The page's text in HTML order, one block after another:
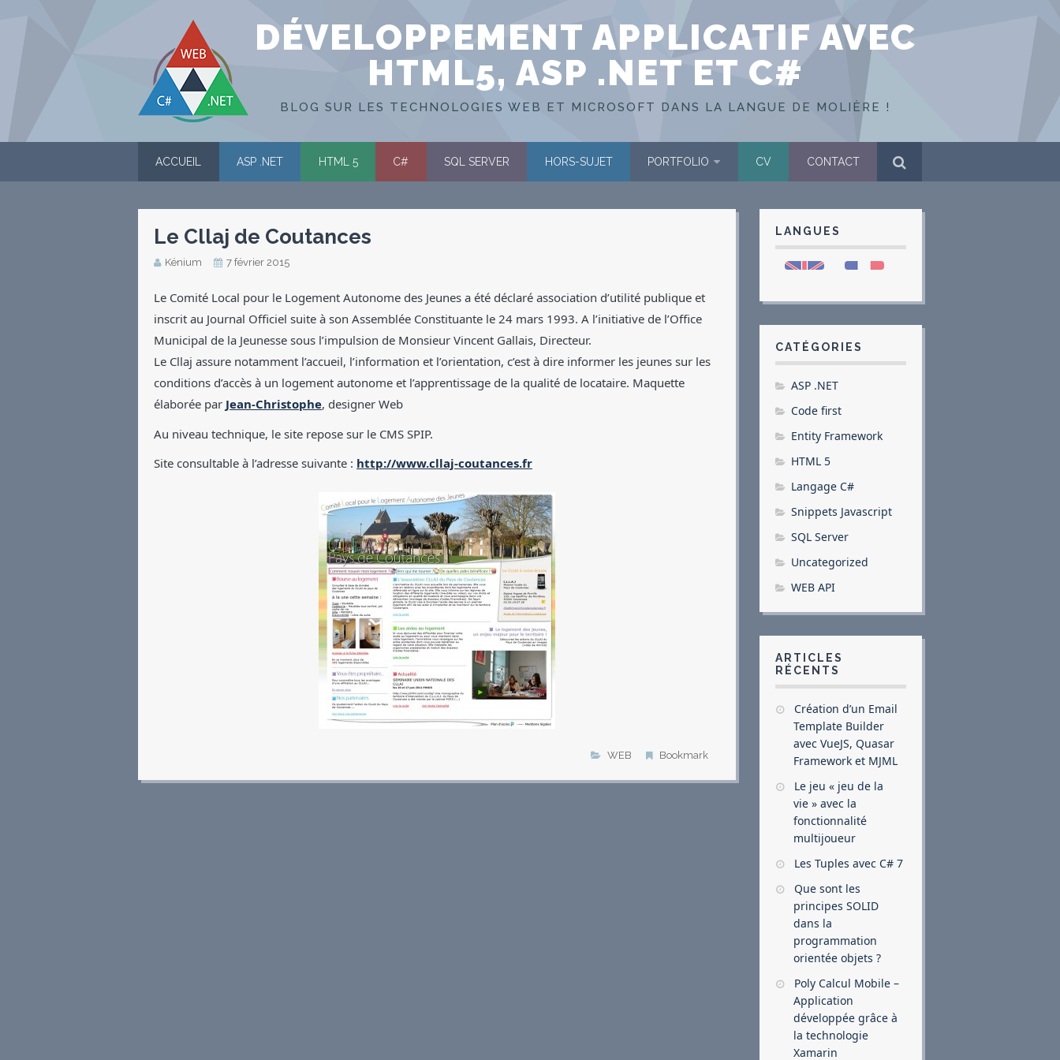
DÉVELOPPEMENT APPLICATIF AVEC
HTML5, ASP .NET ET C#
BLOG SUR LES TECHNOLOGIES WEB ET MICROSOFT DANS LA LANGUE DE MOLIÈRE !
ACCUEIL ASP .NET HTML 5 C# SQL SERVER HORS-SUJET PORTFOLIO CV CONTACT
Le Cllaj de Coutances
Kénium 7 février 2015
Le Comité Local pour le Logement Autonome des Jeunes a été déclaré association d’utilité publique et
inscrit au Journal Officiel suite à son Assemblée Constituante le 24 mars 1993. A l’initiative de l’Office
Municipal de la Jeunesse sous l’impulsion de Monsieur Vincent Gallais, Directeur.
Le Cllaj assure notamment l’accueil, l’information et l’orientation, c’est à dire informer les jeunes sur les
conditions d’accès à un logement autonome et l’apprentissage de la qualité de locataire. Maquette
élaborée par Jean-Christophe, designer Web
Au niveau technique, le site repose sur le CMS SPIP.
Site consultable à l’adresse suivante : http://www.cllaj-coutances.fr
WEB Bookmark
LANGUES
CATÉGORIES
ASP .NET
Code first
Entity Framework
HTML 5
Langage C#
Snippets Javascript
SQL Server
Uncategorized
WEB API
ARTICLES
RÉCENTS
Création d’un Email
Template Builder
avec VueJS, Quasar
Framework et MJML
Le jeu « jeu de la
vie » avec la
fonctionnalité
multijoueur
Les Tuples avec C# 7
Que sont les
principes SOLID
dans la
programmation
orientée objets ?
Poly Calcul Mobile –
Application
développée grâce à
la technologie
Xamarin